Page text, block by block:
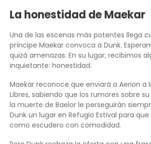
La honestidad de Maekar
Una de las escenas más potentes llega
príncipe Maekar convoca a Dunk.
quizá amenazas. En su lugar, recibimos
inquietante: honestidad.
Maekar reconoce que enviará a Aerion a
Libres, sabiendo que los rumores sobre
la muerte de Baelor le perseguirán
Dunk un lugar en Refugio Estival para
como escudero con comodidad.